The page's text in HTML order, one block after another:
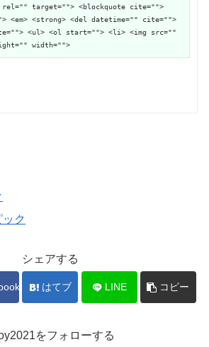
target=""> <blockquote cite="">
<em> <strong> <del datetime="" cite="">
<ul> <ol start=""> <li> <img src=""
width="">
ク
シェアする
はてブ LINE コピー
をフォローする